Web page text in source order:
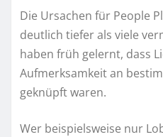
Die Ursachen für People
deutlich tiefer als viele
haben früh gelernt, dass
Aufmerksamkeit an
geknüpft waren.
Wer beispielsweise nur